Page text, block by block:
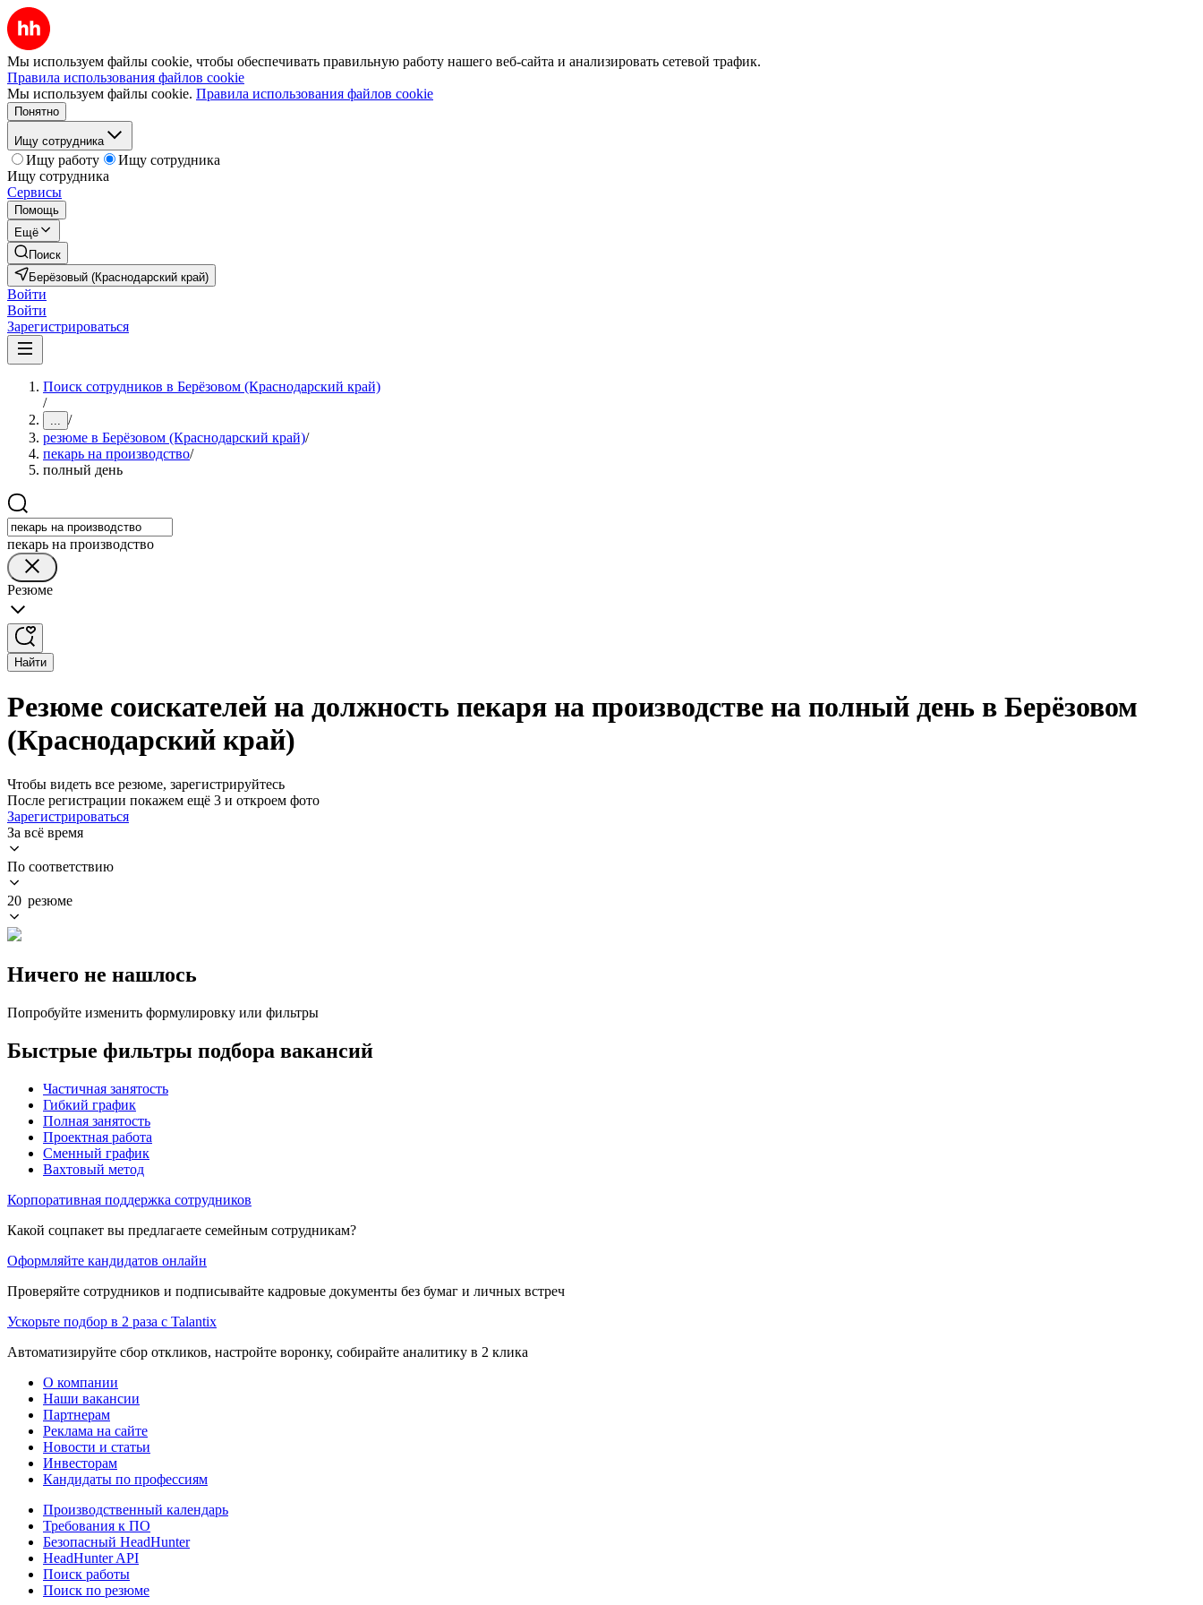
Мы используем файлы cookie, чтобы обеспечивать правильную работу нашего веб-сайта и анализировать сетевой трафик.
Правила использования файлов cookie
Мы используем файлы cookie. Правила использования файлов cookie
Понятно
Ищу сотрудника
Ищу работу
Ищу сотрудника
Ищу сотрудника
Сервисы
Помощь
Ещё
Поиск
Берёзовый (Краснодарский край)
Войти
Войти
Зарегистрироваться
Поиск сотрудников в Берёзовом (Краснодарский край)
/
... /
резюме в Берёзовом (Краснодарский край)/
пекарь на производство/
полный день
пекарь на производство
Резюме
Найти
Резюме соискателей на должность пекаря на производстве на полный день в Берёзовом
(Краснодарский край)
Чтобы видеть все резюме, зарегистрируйтесь
После регистрации покажем ещё 3 и откроем фото
Зарегистрироваться
За всё время
По соответствию
20 резюме
Ничего не нашлось
Попробуйте изменить формулировку или фильтры
Быстрые фильтры подбора вакансий
Частичная занятость
Гибкий график
Полная занятость
Проектная работа
Сменный график
Вахтовый метод
Корпоративная поддержка сотрудников
Какой соцпакет вы предлагаете семейным сотрудникам?
Оформляйте кандидатов онлайн
Проверяйте сотрудников и подписывайте кадровые документы без бумаг и личных встреч
Ускорьте подбор в 2 раза с Talantix
Автоматизируйте сбор откликов, настройте воронку, собирайте аналитику в 2 клика
О компании
Наши вакансии
Партнерам
Реклама на сайте
Новости и статьи
Инвесторам
Кандидаты по профессиям
Производственный календарь
Требования к ПО
Безопасный HeadHunter
HeadHunter API
Поиск работы
Поиск по резюме